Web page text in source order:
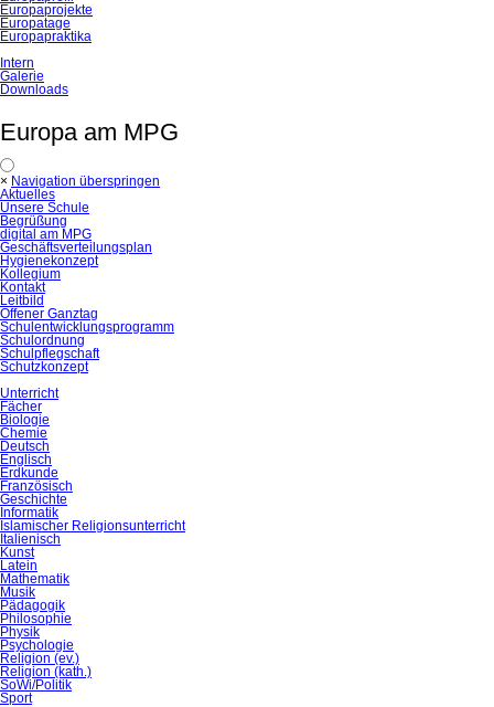
Europaprojekte
Europatage
Europapraktika
Intern
Galerie
Downloads
Europa am MPG
× Navigation überspringen
Aktuelles
Unsere Schule
Begrüßung
digital am MPG
Geschäftsverteilungsplan
Hygienekonzept
Kollegium
Kontakt
Leitbild
Offener Ganztag
Schulentwicklungsprogramm
Schulordnung
Schulpflegschaft
Schutzkonzept
Unterricht
Fächer
Biologie
Chemie
Deutsch
Englisch
Erdkunde
Französisch
Geschichte
Informatik
Islamischer Religionsunterricht
Italienisch
Kunst
Latein
Mathematik
Musik
Pädagogik
Philosophie
Physik
Psychologie
Religion (ev.)
Religion (kath.)
SoWi/Politik
Sport